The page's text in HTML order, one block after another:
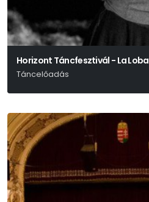
Horizont Táncfesztivál - La Loba
Táncelőadás